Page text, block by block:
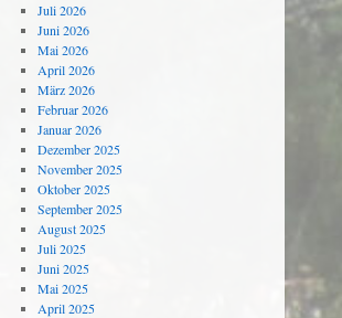
Juli 2026
Juni 2026
Mai 2026
April 2026
März 2026
Februar 2026
Januar 2026
Dezember 2025
November 2025
Oktober 2025
September 2025
August 2025
Juli 2025
Juni 2025
Mai 2025
April 2025